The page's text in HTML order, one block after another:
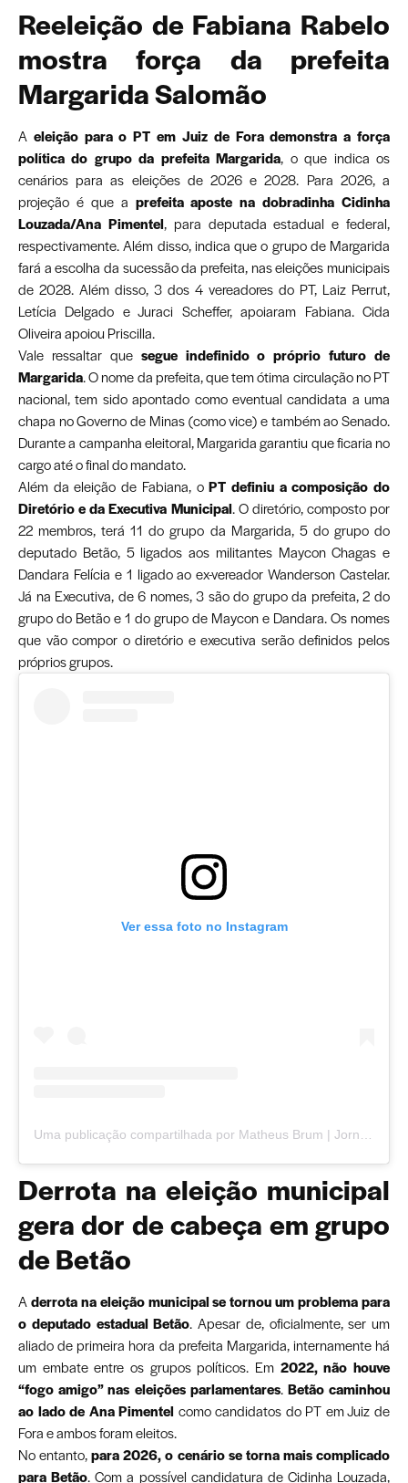
Reeleição de Fabiana Rabelo
mostra força da prefeita
Margarida Salomão
A eleição para o PT em Juiz de Fora demonstra a força
política do grupo da prefeita Margarida, o que indica os
cenários para as eleições de 2026 e 2028. Para 2026, a
projeção é que a prefeita aposte na dobradinha Cidinha
Louzada/Ana Pimentel, para deputada estadual e federal,
respectivamente. Além disso, indica que o grupo de Margarida
fará a escolha da sucessão da prefeita, nas eleições municipais
de 2028. Além disso, 3 dos 4 vereadores do PT, Laiz Perrut,
Letícia Delgado e Juraci Scheffer, apoiaram Fabiana. Cida
Oliveira apoiou Priscilla.
Vale ressaltar que segue indefinido o próprio futuro de
Margarida. O nome da prefeita, que tem ótima circulação no PT
nacional, tem sido apontado como eventual candidata a uma
chapa no Governo de Minas (como vice) e também ao Senado.
Durante a campanha eleitoral, Margarida garantiu que ficaria no
cargo até o final do mandato.
Além da eleição de Fabiana, oPT definiu a composição do
Diretório e da Executiva Municipal. O diretório, composto por
22 membros, terá 11 do grupo da Margarida, 5 do grupo do
deputado Betão, 5 ligados aos militantes Maycon Chagas e
Dandara Felícia e 1 ligado ao ex-vereador Wanderson Castelar.
Já na Executiva, de 6 nomes, 3 são do grupo da prefeita, 2 do
grupo do Betão e 1 do grupo de Maycon e Dandara. Os nomes
que vão compor o diretório e executiva serão definidos pelos
próprios grupos.
Ver essa foto no Instagram
Uma publicação compartilhada por Matheus Brum | Jornalismo Independente em Juiz de Fora (@matheusbrumjornalista)
Derrota na eleição municipal
gera dor de cabeça em grupo
de Betão
Aderrota na eleição municipal se tornou um problema para
o deputado estadual Betão. Apesar de, oficialmente, ser um
aliado de primeira hora da prefeita Margarida, internamente há
um embate entre os grupos políticos. Em 2022, não houve
“fogo amigo” nas eleições parlamentares. Betão caminhou
ao lado de Ana Pimentel como candidatos do PT em Juiz de
Fora e ambos foram eleitos.
No entanto,para 2026, o cenário se torna mais complicado
para Betão. Com a possível candidatura de Cidinha Louzada,